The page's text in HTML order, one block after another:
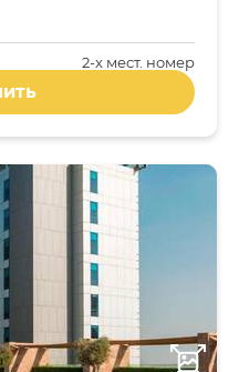
2-x мест. номер